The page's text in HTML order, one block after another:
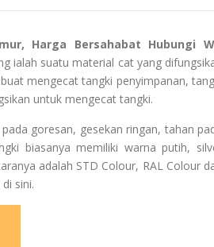
Harga Bersahabat Hubungi
ialah suatu material cat yang
mengecat tangki penyimpanan,
untuk mengecat tangki.
goresan, gesekan ringan, tahan
biasanya memiliki warna putih,
adalah STD Colour, RAL Colour
sini.